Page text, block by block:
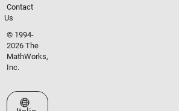
Contact
Us
© 1994-
2026 The
MathWorks,
Inc.
Seleziona un sito web